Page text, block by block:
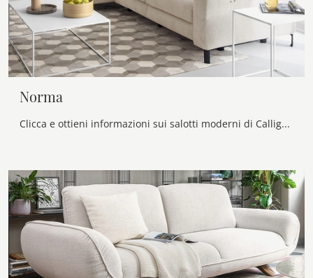
Norma
Clicca e ottieni informazioni sui salotti moderni di Calligaris! Molteplici modelli di divani, come Norma, ti aspettano.